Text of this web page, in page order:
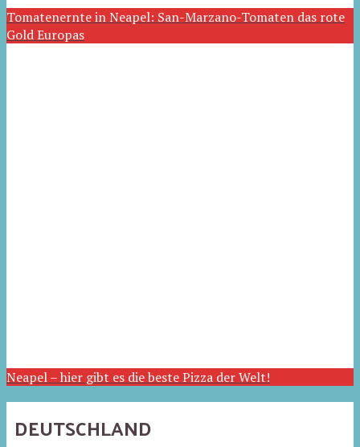
Tomatenernte in Neapel: San-Marzano-Tomaten das rote
Gold Europas
Neapel – hier gibt es die beste Pizza der Welt!
DEUTSCHLAND